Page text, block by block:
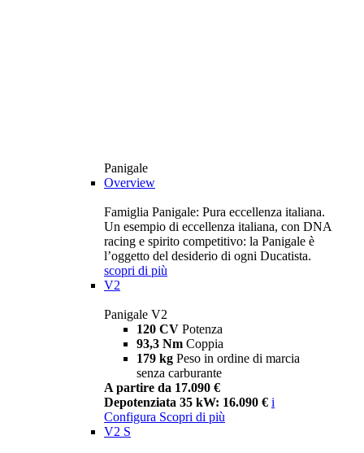
Panigale
Overview
Famiglia Panigale: Pura eccellenza italiana.
Un esempio di eccellenza italiana, con DNA
racing e spirito competitivo: la Panigale è
l’oggetto del desiderio di ogni Ducatista.
scopri di più
V2
Panigale V2
120 CV Potenza
93,3 Nm Coppia
179 kg Peso in ordine di marcia
senza carburante
A partire da 17.090 €
Depotenziata 35 kW: 16.090 € i
Configura Scopri di più
V2 S